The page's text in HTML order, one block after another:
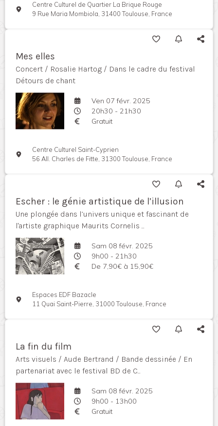
Centre Culturel de Quartier La Brique Rouge
9 Rue Maria Mombiola, 31400 Toulouse, France
Mes elles
Concert / Rosalie Hartog / Dans le cadre du festival
Détours de chant
Ven 07 févr. 2025
20h30 - 21h30
Gratuit
Centre Culturel Saint-Cyprien
56 All. Charles de Fitte, 31300 Toulouse, France
Escher : le génie artistique de l’illusion
Une plongée dans l’univers unique et fascinant de
l'artiste graphique Maurits Cornelis ...
Sam 08 févr. 2025
9h00 - 21h30
De 7,90€ à 15,90€
Espaces EDF Bazacle
11 Quai Saint-Pierre, 31000 Toulouse, France
La fin du film
Arts visuels / Aude Bertrand / Bande dessinée / En
partenariat avec le festival BD de C...
Sam 08 févr. 2025
9h00 - 13h00
Gratuit